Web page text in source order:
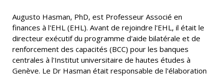
Augusto Hasman, PhD, est Professeur Associé en
finances à l'EHL (EHL). Avant de rejoindre l'EHL, il était le
directeur exécutif du programme d'aide bilatérale et de
renforcement des capacités (BCC) pour les banques
centrales à l'Institut universitaire de hautes études à
Genève. Le Dr Hasman était responsable de l'élaboration